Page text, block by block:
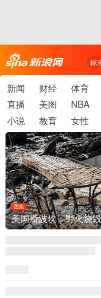
标
新闻 财经 体育
直播
美图 NBA
小说
教育 女性
图集
叙利亚：